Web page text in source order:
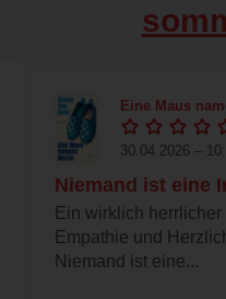
Eine Maus
30.04.2026 –
Niemand ist eine
Ein wirklich herrlicher
Empathie und
Niemand ist eine...